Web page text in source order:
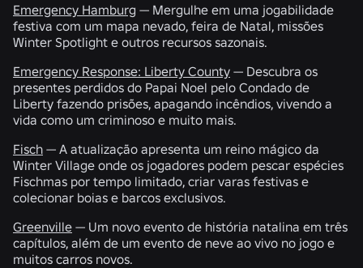
Emergency Hamburg — Mergulhe em uma jogabilidade
festiva com um mapa nevado, feira de Natal, missões
Winter Spotlight e outros recursos sazonais.
Emergency Response: Liberty County — Descubra os
presentes perdidos do Papai Noel pelo Condado de
Liberty fazendo prisões, apagando incêndios, vivendo a
vida como um criminoso e muito mais.
Fisch — A atualização apresenta um reino mágico da
Winter Village onde os jogadores podem pescar espécies
Fischmas por tempo limitado, criar varas festivas e
colecionar boias e barcos exclusivos.
Greenville — Um novo evento de história natalina em três
capítulos, além de um evento de neve ao vivo no jogo e
muitos carros novos.